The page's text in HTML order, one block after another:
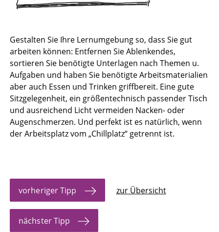
7. Besser als der Knoten-im-Taschentuch
9. Online, aber nicht allein
10. Wohnst du noch oder arbeitest du schon?
11. Lernmodus: ON
12. Lernen im Biorhythmus
13. Gemeinsam ist leichter
15. Von der Hand in den Verstand
16. Farbe lenkt Aufmerksamkeit
17. Den eigenen Code finden
Gestalten Sie Ihre Lernumgebung so, dass Sie gut
arbeiten können: Entfernen Sie Ablenkendes,
sortieren Sie benötigte Unterlagen nach Themen u.
Aufgaben und haben Sie benötigte Arbeitsmaterialien
aber auch Essen und Trinken griffbereit. Eine gute
Sitzgelegenheit, ein größentechnisch passender Tisch
und ausreichend Licht vermeiden Nacken- oder
Augenschmerzen. Und perfekt ist es natürlich, wenn
der Arbeitsplatz vom „Chillplatz“ getrennt ist.
vorheriger Tipp zur Übersicht
nächster Tipp